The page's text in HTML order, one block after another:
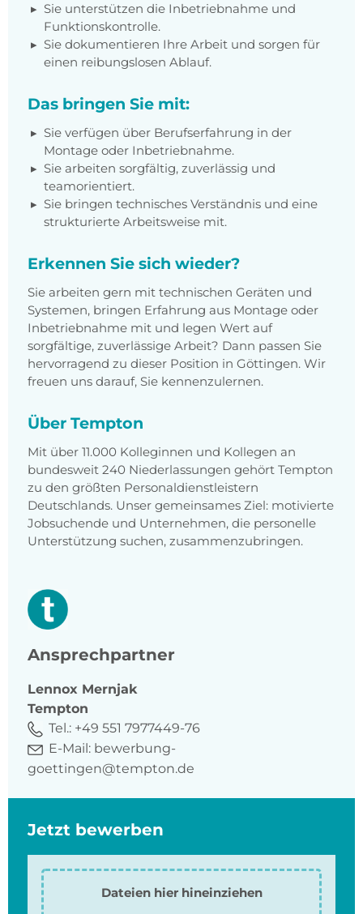
Sie unterstützen die Inbetriebnahme und
Funktionskontrolle.
Sie dokumentieren Ihre Arbeit und sorgen für
einen reibungslosen Ablauf.
Das bringen Sie mit:
Sie verfügen über Berufserfahrung in der
Montage oder Inbetriebnahme.
Sie arbeiten sorgfältig, zuverlässig und
teamorientiert.
Sie bringen technisches Verständnis und eine
strukturierte Arbeitsweise mit.
Erkennen Sie sich wieder?
Sie arbeiten gern mit technischen Geräten und
Systemen, bringen Erfahrung aus Montage oder
Inbetriebnahme mit und legen Wert auf
sorgfältige, zuverlässige Arbeit? Dann passen Sie
hervorragend zu dieser Position in Göttingen. Wir
freuen uns darauf, Sie kennenzulernen.
Über Tempton
Mit über 11.000 Kolleginnen und Kollegen an
bundesweit 240 Niederlassungen gehört Tempton
zu den größten Personaldienstleistern
Deutschlands. Unser gemeinsames Ziel: motivierte
Jobsuchende und Unternehmen, die personelle
Unterstützung suchen, zusammenzubringen.
Ansprechpartner
Lennox Mernjak
Tempton
Tel.: +49 551 7977449-76
E-Mail: bewerbung-
goettingen@tempton.de
Jetzt bewerben
Dateien hier hineinziehen